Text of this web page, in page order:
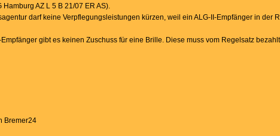
AZ L 5 B 21/07 ER AS).
darf keine Verpflegungsleistungen kürzen, weil ein ALG-II-Empfänger in der
gibt es keinen Zuschuss für eine Brille. Diese muss vom Regelsatz
Bremer24